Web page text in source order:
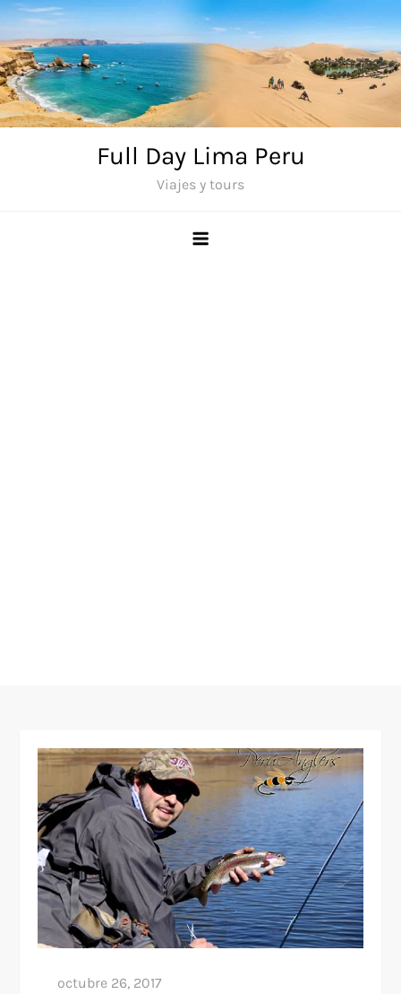
Saltar
al
contenido
Full Day Lima Peru
Viajes y tours